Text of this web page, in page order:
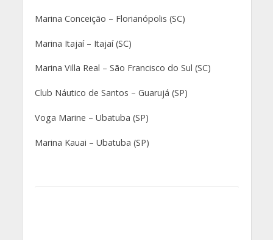
Marina Conceição – Florianópolis (SC)
Marina Itajaí – Itajaí (SC)
Marina Villa Real – São Francisco do Sul (SC)
Club Náutico de Santos – Guarujá (SP)
Voga Marine – Ubatuba (SP)
Marina Kauai – Ubatuba (SP)